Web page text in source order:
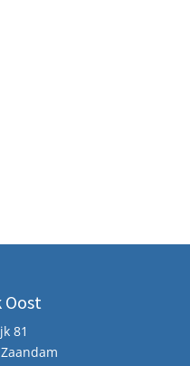
Oost
81